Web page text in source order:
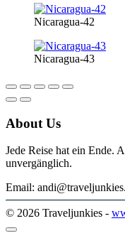
Nicaragua-42
Nicaragua-43
About Us
Jede Reise hat ein Ende.
unvergänglich.
Email:
© 2026 Traveljunkies -